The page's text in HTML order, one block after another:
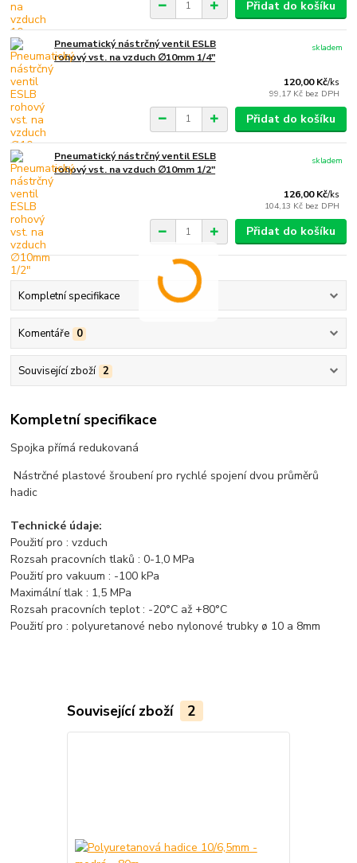
Přidat do košíku
Pneumatický nástrčný ventil ESLB
rohový vst. na vzduch ∅10mm 1/4"
120,00 Kč/ks
99,17 Kč bez DPH
skladem
Přidat do košíku
Pneumatický nástrčný ventil ESLB
rohový vst. na vzduch ∅10mm 1/2"
126,00 Kč/ks
104,13 Kč bez DPH
skladem
Přidat do košíku
Kompletní specifikace
Komentáře 0
Související zboží 2
Kompletní specifikace
Spojka přímá redukovaná
Nástrčné plastové šroubení pro rychlé spojení dvou průměrů
hadic
Technické údaje:
Použití pro : vzduch
Rozsah pracovních tlaků : 0-1,0 MPa
Použití pro vakuum : -100 kPa
Maximální tlak : 1,5 MPa
Rozsah pracovních teplot : -20°C až +80°C
Použití pro : polyuretanové nebo nylonové trubky ø 10 a 8mm
Související zboží 2